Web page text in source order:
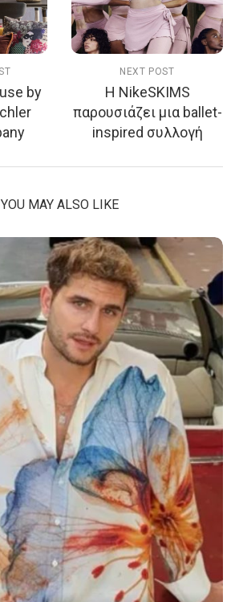
by
NEXT POST
Η NikeSKIMS
παρουσιάζει μια ballet-
inspired συλλογή
YOU MAY ALSO LIKE